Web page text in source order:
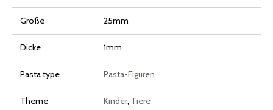
Größe 25mm
Dicke 1mm
Pasta type Pasta-Figuren
Theme Kinder, Tiere